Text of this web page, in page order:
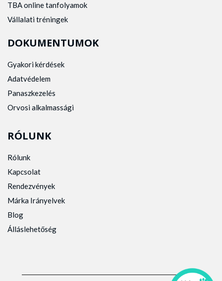
TBA online tanfolyamok
Vállalati tréningek
DOKUMENTUMOK
Gyakori kérdések
Adatvédelem
Panaszkezelés
Orvosi alkalmassági
RÓLUNK
Rólunk
Kapcsolat
Rendezvények
Márka Irányelvek
Blog
Álláslehetőség